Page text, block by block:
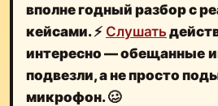
вполне годный разбор с
кейсами. ⚡️ Слушать
интересно — обещанные
подвезли, а не просто
микрофон. 🥴